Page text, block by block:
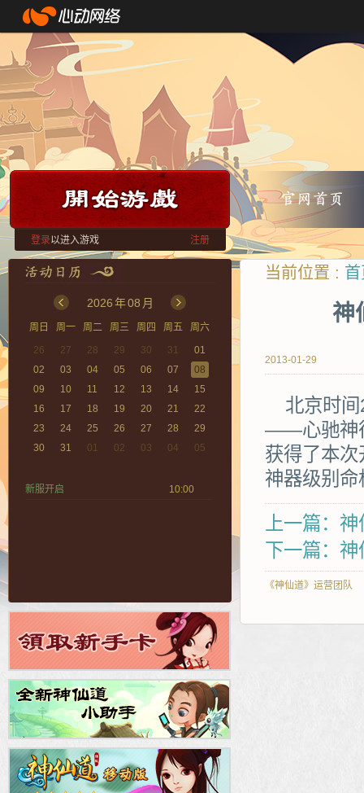
登录以进入游戏 注册
2026年08 月
周日 周一 周二 周三 周四 周五
周六
26
27 28 29 30 31
01
02
03 04 05 06 07
08
09
10 11 12 13 14
15
16
17 18 19 20 21
22
23
24 25 26 27 28
29
30
31 01 02 03 04 05
新服开启 10:00
当前位置 :
神
2013-01-29
北京时
——心驰神
获得了本
神器级别
上一篇：
下一篇：
《神仙道》运营团队